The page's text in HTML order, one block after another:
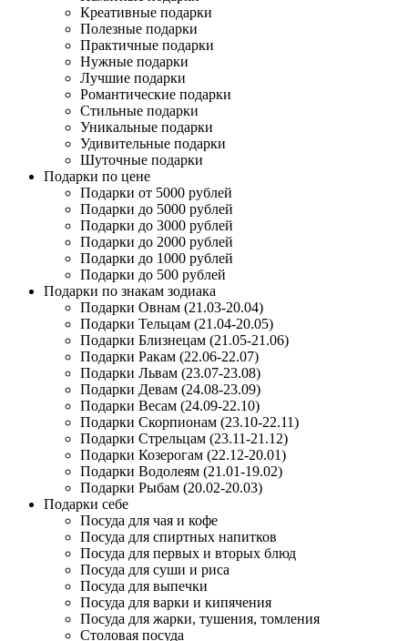
Креативные подарки
Полезные подарки
Практичные подарки
Нужные подарки
Лучшие подарки
Романтические подарки
Стильные подарки
Уникальные подарки
Удивительные подарки
Шуточные подарки
Подарки по цене
Подарки от 5000 рублей
Подарки до 5000 рублей
Подарки до 3000 рублей
Подарки до 2000 рублей
Подарки до 1000 рублей
Подарки до 500 рублей
Подарки по знакам зодиака
Подарки Овнам (21.03-20.04)
Подарки Тельцам (21.04-20.05)
Подарки Близнецам (21.05-21.06)
Подарки Ракам (22.06-22.07)
Подарки Львам (23.07-23.08)
Подарки Девам (24.08-23.09)
Подарки Весам (24.09-22.10)
Подарки Скорпионам (23.10-22.11)
Подарки Стрельцам (23.11-21.12)
Подарки Козерогам (22.12-20.01)
Подарки Водолеям (21.01-19.02)
Подарки Рыбам (20.02-20.03)
Подарки себе
Посуда для чая и кофе
Посуда для спиртных напитков
Посуда для первых и вторых блюд
Посуда для суши и риса
Посуда для выпечки
Посуда для варки и кипячения
Посуда для жарки, тушения, томления
Столовая посуда